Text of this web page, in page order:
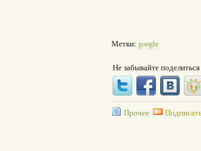
Метки: google
Не забывайте
Прочее